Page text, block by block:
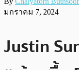
มกราคม 7, 2024
Justin